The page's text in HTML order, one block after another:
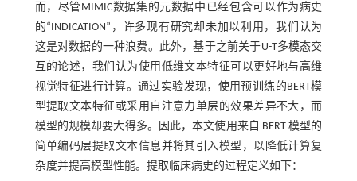
而，尽管MIMIC数据集的元数据中已经包含可以作为病史
的“INDICATION”，许多现有研究却未加以利用，我们认为
这是对数据的一种浪费。此外，基于之前关于U-T多模态交
互的论述，我们认为使用低维文本特征可以更好地与高维
视觉特征进行计算。通过实验发现，使用预训练的BERT模
型提取文本特征或采用自注意力单层的效果差异不大，而
模型的规模却要大得多。因此，本文使用来自 BERT 模型的
简单编码层提取文本信息并将其引入模型，以降低计算复
杂度并提高模型性能。提取临床病史的过程定义如下：